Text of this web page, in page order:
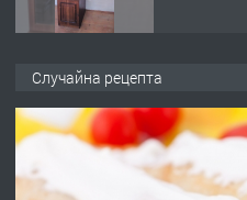
Случайна рецепта